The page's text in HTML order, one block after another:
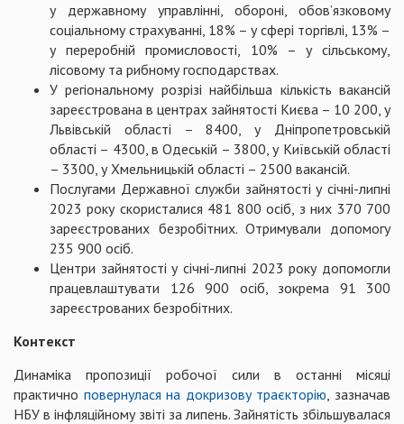
у державному управлінні, обороні, обов’язковому
соціальному страхуванні, 18% – у сфері торгівлі, 13% –
у переробній промисловості, 10% – у сільському,
лісовому та рибному господарствах.
У регіональному розрізі найбільша кількість вакансій
зареєстрована в центрах зайнятості Києва – 10 200, у
Львівській області – 8400, у Дніпропетровській
області – 4300, в Одеській – 3800, у Київській області
– 3300, у Хмельницькій області – 2500 вакансій.
Послугами Державної служби зайнятості у січні-липні
2023 року скористалися 481 800 осіб, з них 370 700
зареєстрованих безробітних. Отримували допомогу
235 900 осіб.
Центри зайнятості у січні-липні 2023 року допомогли
працевлаштувати 126 900 осіб, зокрема 91 300
зареєстрованих безробітних.
Контекст
Динаміка пропозиції робочої сили в останні місяці
практично повернулася на докризову траєкторію, зазначав
НБУ в інфляційному звіті за липень. Зайнятість збільшувалася